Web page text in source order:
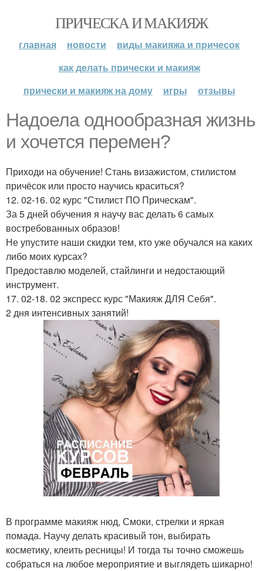
ПРИЧЕСКА И МАКИЯЖ
главная новости
виды макияжа и причесок
как делать прически и макияж
прически и макияж на дому
игры отзывы
Надоела однообразная жизнь
и хочется перемен?
Приходи на обучение! Стань визажистом, стилистом
причёсок или просто научись краситься?
12. 02-16. 02 курс "Стилист ПО Прическам".
За 5 дней обучения я научу вас делать 6 самых
востребованных образов!
Не упустите наши скидки тем, кто уже обучался на каких
либо моих курсах?
Предоставлю моделей, стайлинги и недостающий
инструмент.
17. 02-18. 02 экспресс курс "Макияж ДЛЯ Себя".
2 дня интенсивных занятий!
В программе макияж нюд, Смоки, стрелки и яркая
помада. Научу делать красивый тон, выбирать
косметику, клеить ресницы! И тогда ты точно сможешь
собраться на любое мероприятие и выглядеть шикарно!